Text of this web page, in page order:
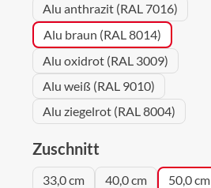
Alu anthrazit (RAL 7016)
Alu braun (RAL 8014)
Alu oxidrot (RAL 3009)
Alu weiß (RAL 9010)
Alu ziegelrot (RAL 8004)
Zuschnitt
33,0 cm 40,0 cm 50,0 cm